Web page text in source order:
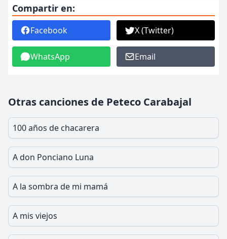
Compartir en:
Facebook X (Twitter)
WhatsApp Email
Otras canciones de Peteco Carabajal
100 años de chacarera
A don Ponciano Luna
A la sombra de mi mamá
A mis viejos